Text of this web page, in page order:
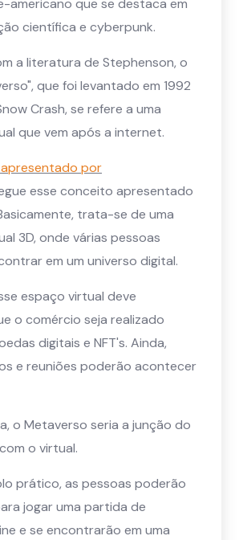
americano que se destaca em
científica e cyberpunk.
a literatura de Stephenson, o
que foi levantado em 1992
Crash, se refere a uma
que vem após a internet.
por
esse conceito apresentado
trata-se de uma
3D, onde várias pessoas
em um universo digital.
espaço virtual deve
o comércio seja realizado
digitais e NFT's. Ainda,
e reuniões poderão acontecer
o Metaverso seria a junção do
o virtual.
prático, as pessoas poderão
jogar uma partida de
e se encontrarão em uma